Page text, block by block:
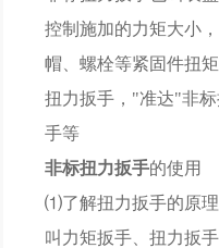
控制施加的力矩大小
帽、螺栓等紧固件扭
扭力扳手，"准达"非
手等
非标扭力扳手的使用
⑴了解扭力扳手的原
叫力矩扳手、扭力扳